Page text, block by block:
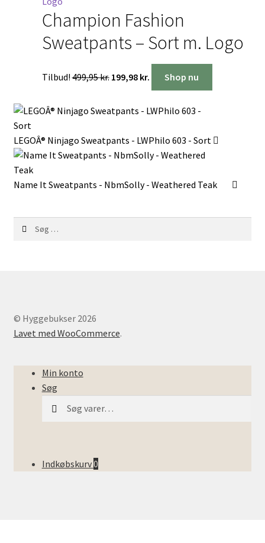
399,95 kr..159,98 kr..
Champion Fashion
Sweatpants – Sort m. Logo
Tilbud!499,95kr.
oprindelige
var:
199,98 kr.
aktuelle
er:
Shop nu
LEGOÂ® Ninjago Sweatpants - LWPhilo 603 - Sort
Name It Sweatpants - NbmSolly - Weathered Teak
© Hyggebukser 2026
Lavet med WooCommerce.
Min konto
Søg
Indkøbskurv0